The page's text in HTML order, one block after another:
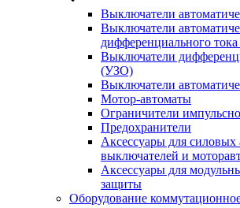
Выключатели
Выключатели
дифференциального
Выключатели
(УЗО)
Выключатели
Мотор-автоматы
Ограничители
Предохранители
Аксессуары для силовых
выключателей и
Аксессуары для
защиты
Оборудование